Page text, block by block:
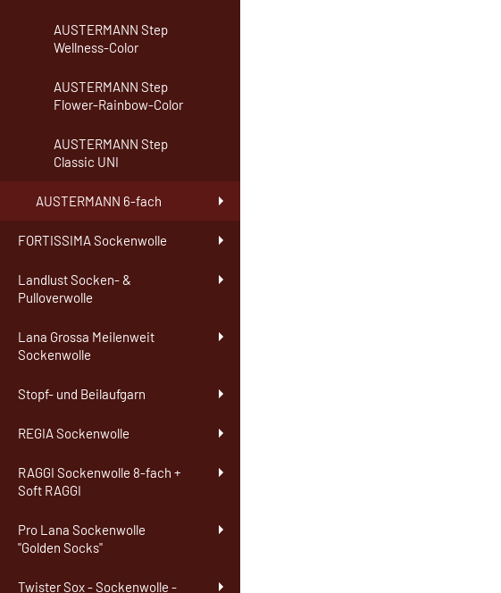
AUSTERMANN Step
Wellness-Color
AUSTERMANN Step
Flower-Rainbow-Color
AUSTERMANN Step
Classic UNI
AUSTERMANN 6-fach
FORTISSIMA Sockenwolle
Landlust Socken- &
Pulloverwolle
Lana Grossa Meilenweit
Sockenwolle
Stopf- und Beilaufgarn
REGIA Sockenwolle
RAGGI Sockenwolle 8-fach +
Soft RAGGI
Pro Lana Sockenwolle
"Golden Socks"
Twister Sox - Sockenwolle -